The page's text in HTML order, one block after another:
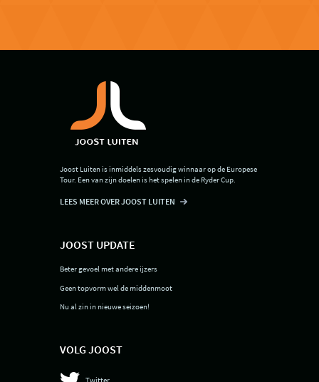
Joost Luiten is inmiddels zesvoudig winnaar op de Europese
Tour. Een van zijn doelen is het spelen in de Ryder Cup.
LEES MEER OVER JOOST LUITEN
JOOST UPDATE
Beter gevoel met andere ijzers
Geen topvorm wel de middenmoot
Nu al zin in nieuwe seizoen!
VOLG JOOST
Twitter